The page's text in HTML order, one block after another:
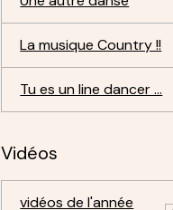
La musique Country !!
Tu es un line dancer ...
Vidéos
vidéos de l'année